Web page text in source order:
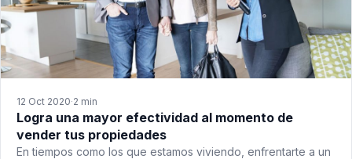
12 Oct 2020·2 min
Logra una mayor efectividad al momento de
vender tus propiedades
En tiempos como los que estamos viviendo, enfrentarte a un